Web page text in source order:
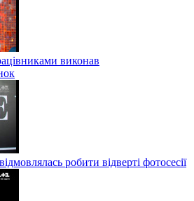
виконав
робити відверті фотосесії